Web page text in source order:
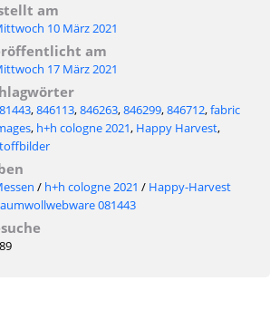
am
10 März 2021
am
17 März 2021
,846113,846263,846299,846712,fabric
, h+h cologne 2021, Happy Harvest,
/ h+h cologne 2021 / Happy-Harvest
081443